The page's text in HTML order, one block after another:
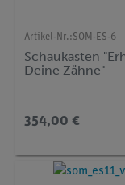
Artikel-Nr.:SOM-ES-6
Schaukasten
Deine Zähne"
354,00 €